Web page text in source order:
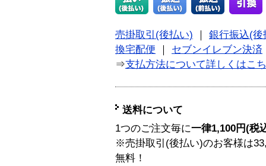
売掛取引(後払い)
銀行振込(後
換宅配便
セブンイレブン決済
⇒支払方法について詳しくはこ
送料について
1つのご注文毎に一律1,100円(税
※売掛取引(後払い)のお客様は
無料！